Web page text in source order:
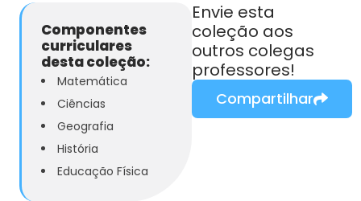
Componentes
curriculares
desta coleção:
Matemática
Ciências
Geografia
História
Educação Física
Envie esta
coleção aos
outros colegas
professores!
Compartilhar